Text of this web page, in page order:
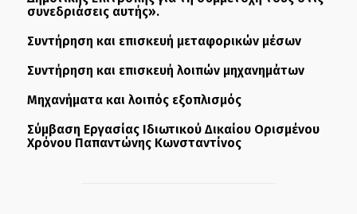
συνεδριάσεις αυτής».
Συντήρηση και επισκευή μεταφορικών μέσων
Συντήρηση και επισκευή λοιπών μηχανημάτων
Μηχανήματα και λοιπός εξοπλισμός
Σύμβαση Εργασίας Ιδιωτικού Δικαίου Ορισμένου
Χρόνου Παπαντώνης Κωνσταντίνος